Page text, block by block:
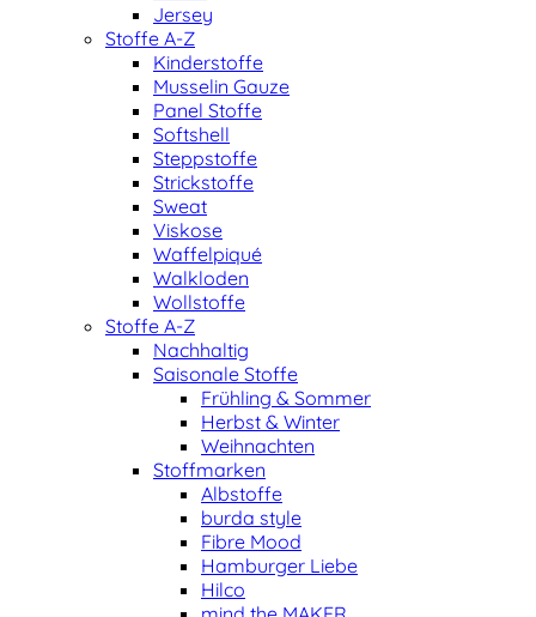
Jersey
Stoffe A-Z
Kinderstoffe
Musselin Gauze
Panel Stoffe
Softshell
Steppstoffe
Strickstoffe
Sweat
Viskose
Waffelpiqué
Walkloden
Wollstoffe
Stoffe A-Z
Nachhaltig
Saisonale Stoffe
Frühling & Sommer
Herbst & Winter
Weihnachten
Stoffmarken
Albstoffe
burda style
Fibre Mood
Hamburger Liebe
Hilco